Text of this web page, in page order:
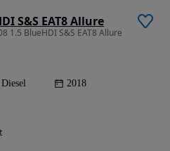
S&S EAT8 Allure
1.5 BlueHDI S&S EAT8 Allure
Diesel 2018